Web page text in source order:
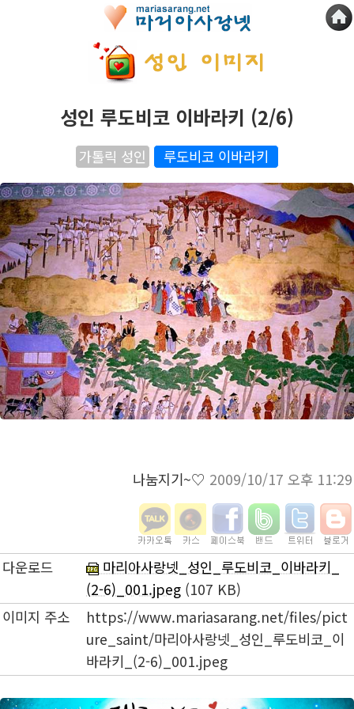
성인 루도비코 이바라키 (2/6)
가톨릭 성인 루도비코 이바라키
나눔지기~♡ 2009/10/17 오후 11:29
다운로드
마리아사랑넷_성인_루도비코_이바라키_
(2-6)_001.jpeg (107 KB)
이미지 주소
https://www.mariasarang.net/files/pict
ure_saint/마리아사랑넷_성인_루도비코_이
바라키_(2-6)_001.jpeg